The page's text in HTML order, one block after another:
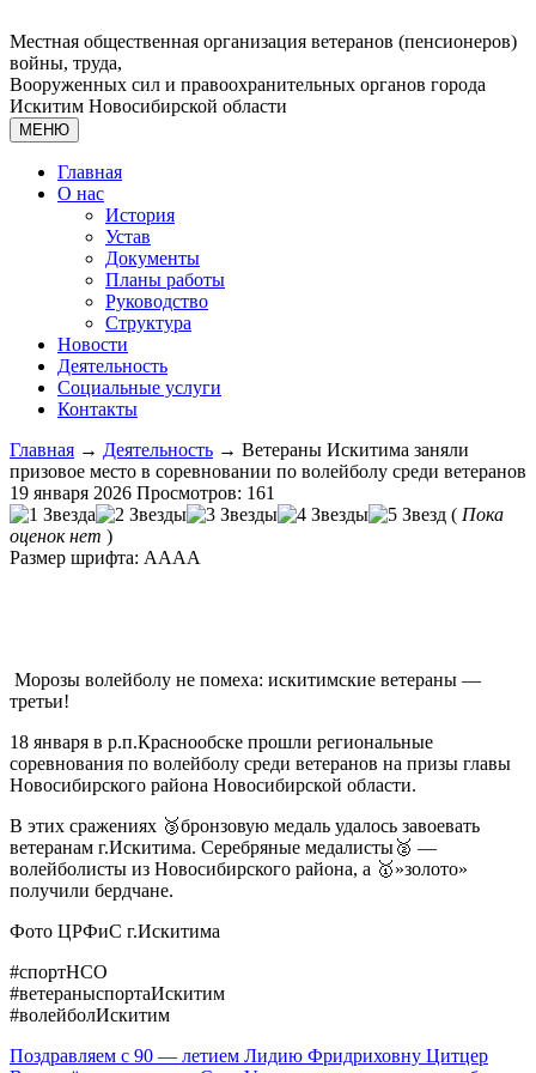
Местная общественная организация ветеранов (пенсионеров)
войны, труда,
Вооруженных сил и правоохранительных органов города
Искитим Новосибирской области
МЕНЮ
Главная
О нас
История
Устав
Документы
Планы работы
Руководство
Структура
Новости
Деятельность
Социальные услуги
Контакты
Главная → Деятельность → Ветераны Искитима заняли
призовое место в соревновании по волейболу среди ветеранов
19 января 2026 Просмотров: 161
( Пока
оценок нет )
Размер шрифта: AAAA
Морозы волейболу не помеха: искитимские ветераны —
третьи!
18 января в р.п.Краснообске прошли региональные
соревнования по волейболу среди ветеранов на призы главы
Новосибирского района Новосибирской области.
В этих сражениях 🥉бронзовую медаль удалось завоевать
ветеранам г.Искитима. Серебряные медалисты🥈 —
волейболисты из Новосибирского района, а 🥇»золото»
получили бердчане.
Фото ЦРФиС г.Искитима
#спортНСО
#ветераныспортаИскитим
#волейболИскитим
Поздравляем с 90 — летием Лидию Фридриховну Цитцер